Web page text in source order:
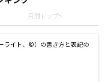
月間トップ5
ライト、©）の書き方と表記の